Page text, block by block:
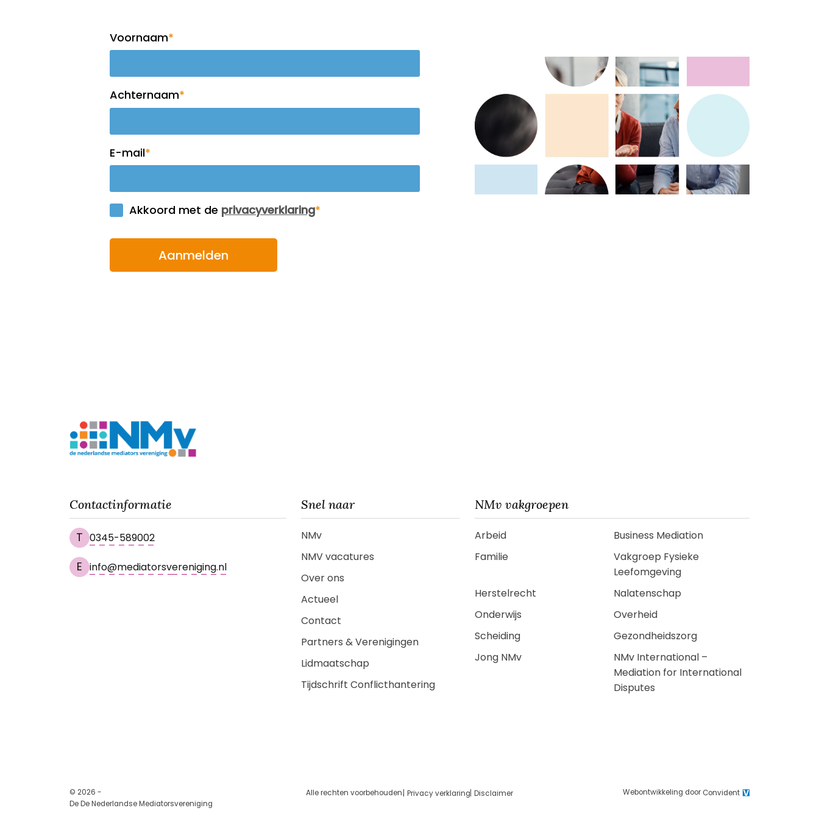
Contactinformatie
T 0345-589002
E info@mediatorsvereniging.nl
Snel naar
NMv
NMV vacatures
Over ons
Actueel
Contact
Partners & Verenigingen
Lidmaatschap
Tijdschrift Conflicthantering
NMv vakgroepen
Arbeid
Business Mediation
Familie
Vakgroep Fysieke
Leefomgeving
Herstelrecht
Nalatenschap
Onderwijs
Overheid
Scheiding
Gezondheidszorg
Jong NMv
NMv International –
Mediation for International
Disputes
© 2026 -
De De Nederlandse Mediatorsvereniging
Alle rechten voorbehouden. Privacy verklaring Disclaimer Webontwikkeling door Convident